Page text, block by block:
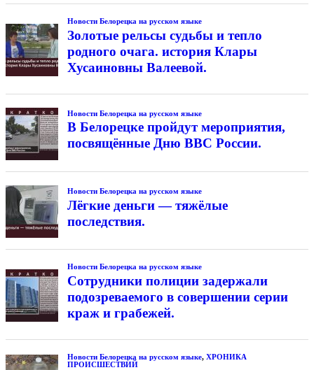
Новости Белорецка на русском языке
Золотые рельсы судьбы и тепло
родного очага. история Клары
Хусаиновны Валеевой.
Новости Белорецка на русском языке
В Белорецке пройдут мероприятия,
посвящённые Дню ВВС России.
Новости Белорецка на русском языке
Лёгкие деньги — тяжёлые
последствия.
Новости Белорецка на русском языке
Сотрудники полиции задержали
подозреваемого в совершении серии
краж и грабежей.
Новости Белорецка на русском языке, ХРОНИКА
ПРОИСШЕСТВИЙ